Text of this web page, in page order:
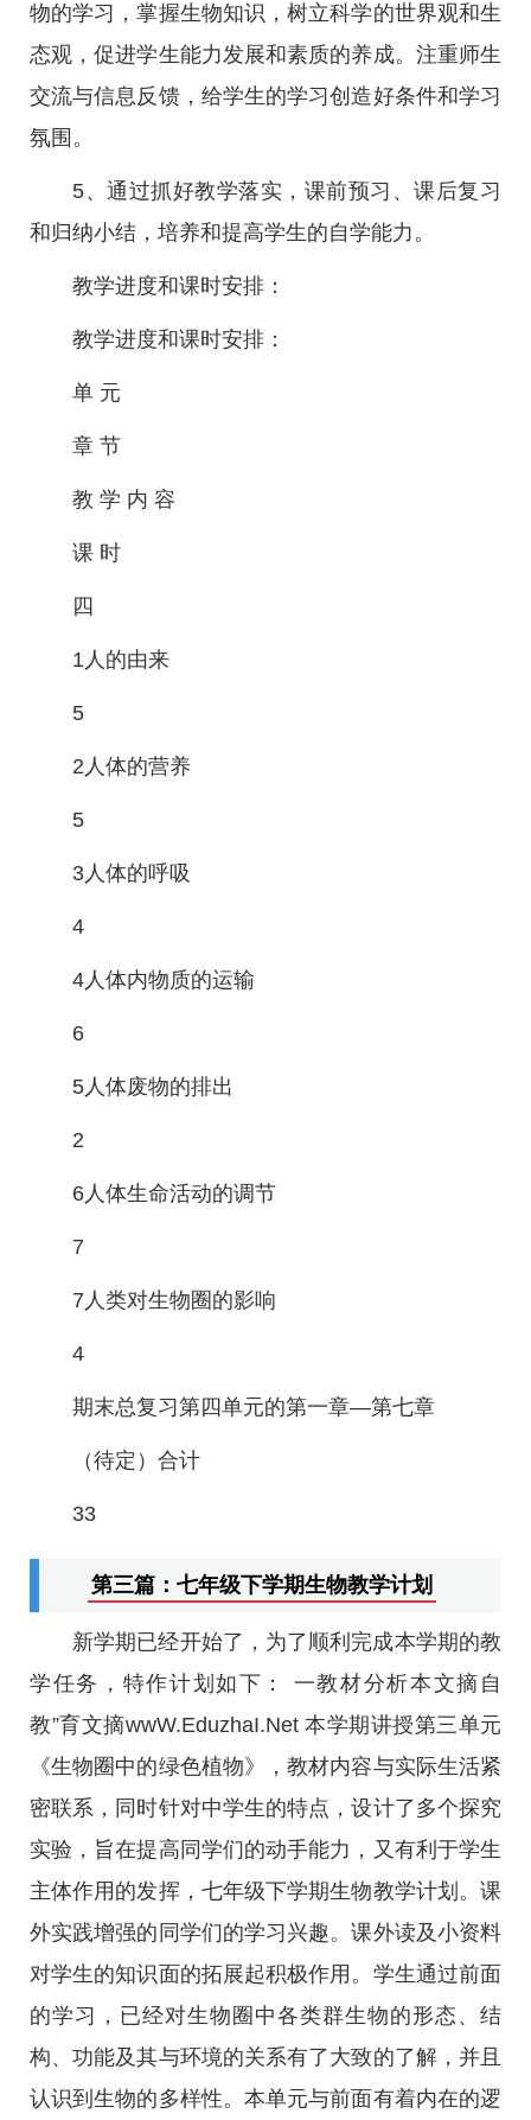
物的学习，掌握生物知识，树立科学的世界观和生
态观，促进学生能力发展和素质的养成。注重师生
交流与信息反馈，给学生的学习创造好条件和学习
氛围。
5、通过抓好教学落实，课前预习、课后复习
和归纳小结，培养和提高学生的自学能力。
教学进度和课时安排：
教学进度和课时安排：
单 元
章 节
教 学 内 容
课 时
四
1人的由来
5
2人体的营养
5
3人体的呼吸
4
4人体内物质的运输
6
5人体废物的排出
2
6人体生命活动的调节
7
7人类对生物圈的影响
4
期末总复习第四单元的第一章—第七章
（待定）合计
33
第三篇：七年级下学期生物教学计划
新学期已经开始了，为了顺利完成本学期的教
学任务，特作计划如下： 一教材分析本文摘自
教”育文摘wwW.EduzhaI.Net 本学期讲授第三单元
《生物圈中的绿色植物》，教材内容与实际生活紧
密联系，同时针对中学生的特点，设计了多个探究
实验，旨在提高同学们的动手能力，又有利于学生
主体作用的发挥，七年级下学期生物教学计划。课
外实践增强的同学们的学习兴趣。课外读及小资料
对学生的知识面的拓展起积极作用。学生通过前面
的学习，已经对生物圈中各类群生物的形态、结
构、功能及其与环境的关系有了大致的了解，并且
认识到生物的多样性。本单元与前面有着内在的逻